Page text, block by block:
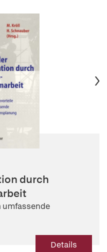
durch
umfassende
Details